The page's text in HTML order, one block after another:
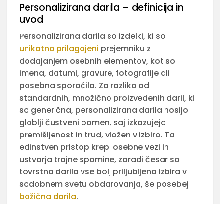
Personalizirana darila – definicija in
uvod
Personalizirana darila so izdelki, ki so
unikatno prilagojeni prejemniku z
dodajanjem osebnih elementov, kot so
imena, datumi, gravure, fotografije ali
posebna sporočila. Za razliko od
standardnih, množično proizvedenih daril, ki
so generična, personalizirana darila nosijo
globlji čustveni pomen, saj izkazujejo
premišljenost in trud, vložen v izbiro. Ta
edinstven pristop krepi osebne vezi in
ustvarja trajne spomine, zaradi česar so
tovrstna darila vse bolj priljubljena izbira v
sodobnem svetu obdarovanja, še posebej
božična darila.